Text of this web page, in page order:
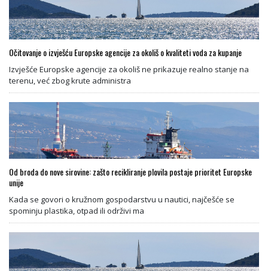
Očitovanje o izvješću Europske agencije za okoliš o kvaliteti voda za kupanje
Izvješće Europske agencije za okoliš ne prikazuje realno stanje na
terenu, već zbog krute administra
Od broda do nove sirovine: zašto recikliranje plovila postaje prioritet Europske
unije
Kada se govori o kružnom gospodarstvu u nautici, najčešće se
spominju plastika, otpad ili održivi ma